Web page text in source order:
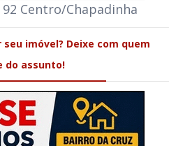
Centro/Chapadinha
imóvel? Deixe com quem
do assunto!